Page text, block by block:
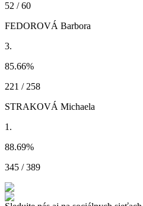
52 / 60
FEDOROVÁ Barbora
3.
85.66%
221 / 258
STRAKOVÁ Michaela
1.
88.69%
345 / 389